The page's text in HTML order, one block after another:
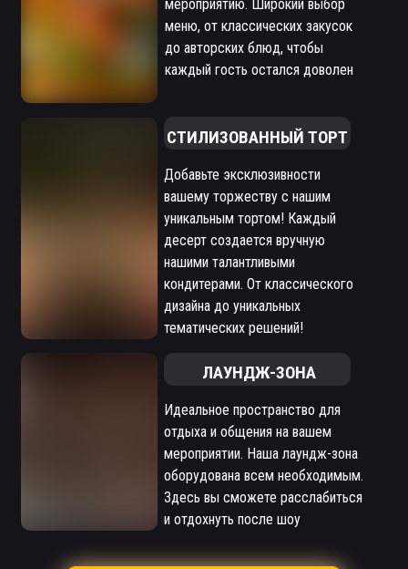
ЛАУНДЖ-ЗОНА
СТИЛИЗОВАННЫЙ ТОРТ
Добавьте эксклюзивности
вашему торжеству с нашим
уникальным тортом! Каждый
десерт создается вручную
нашими талантливыми
кондитерами. От классического
дизайна до уникальных
тематических решений!
мероприятию. Широкий выбор
меню, от классических закусок
до авторских блюд, чтобы
каждый гость остался доволен
Идеальное пространство для
отдыха и общения на вашем
мероприятии. Наша лаундж-зона
оборудована всем необходимым.
Здесь вы сможете расслабиться
и отдохнуть после шоу